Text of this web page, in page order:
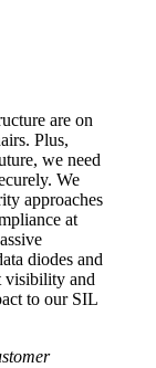
are on
Plus,
we need
We
approaches
at
diodes and
visibility and
to our SIL